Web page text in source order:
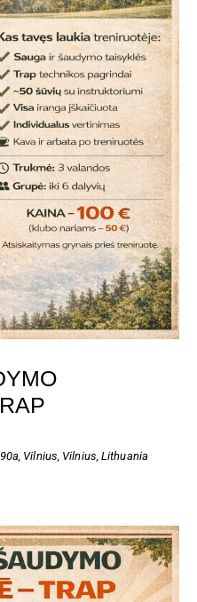
Vilnius, Vilnius, Lithuania